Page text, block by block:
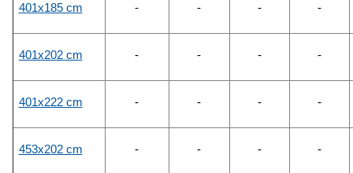
401x185 cm - - - -
401x202 cm - - - -
401x222 cm - - - -
453x202 cm - - - -